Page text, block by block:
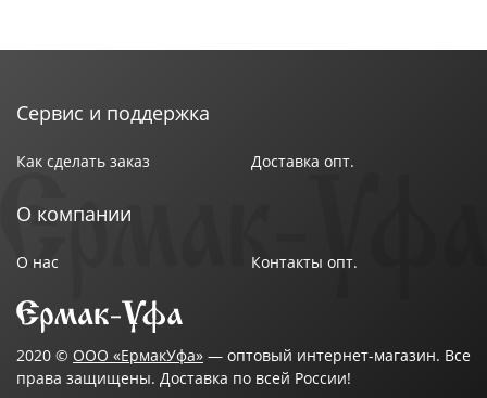
Сервис и поддержка
Как сделать заказ Доставка опт.
О компании
О нас Контакты опт.
2020 © ООО «ЕрмакУфа» — оптовый интернет-магазин. Все
права защищены. Доставка по всей России!